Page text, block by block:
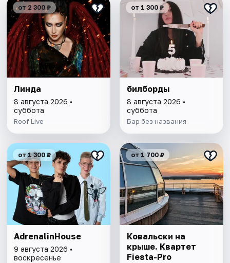
от 2 300 ₽
Линда
8 августа 2026 •
суббота
Roof Live
от 1 300 ₽
билборды
8 августа 2026 •
суббота
Бар без названия
от 1 300 ₽
AdrenalinHouse
9 августа 2026 •
воскресенье
от 1 700 ₽
Ковальски на
крыше. Квартет
Fiesta-Pro